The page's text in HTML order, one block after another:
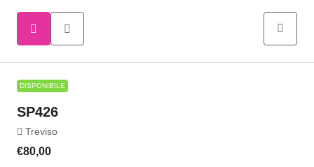
DISPONIBILE
SP426
Treviso
€80,00